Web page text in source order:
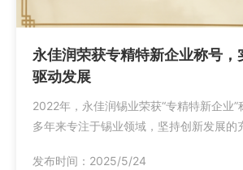
永佳润荣获专精特新企业称号，
驱动发展
2022年，永佳润锡业荣获“专精特新企业”
多年来专注于锡业领域，坚持创新发展的
发布时间：2025/5/24